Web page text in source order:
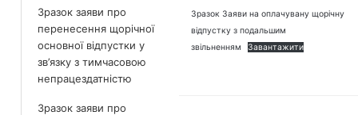
Зразок заяви про
перенесення щорічної
основної відпустки у
зв’язку з тимчасовою
непрацездатністю
Зразок заяви про
Зразок Заяви на оплачувану щорічну
відпустку з подальшим
звільненням
Завантажити